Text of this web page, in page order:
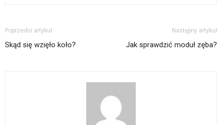
Poprzedni artykuł
Skąd się wzięło koło?
Następny artykuł
Jak sprawdzić moduł zęba?